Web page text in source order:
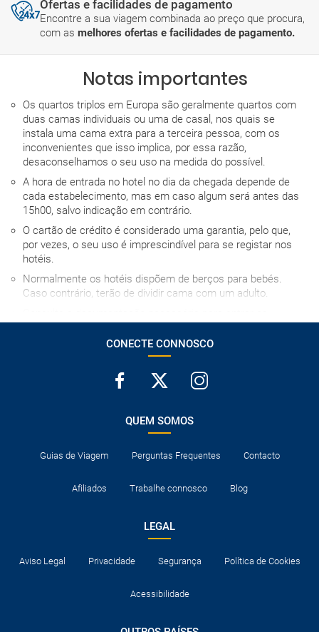
Ofertas e facilidades de pagamento
Encontre a sua viagem combinada ao preço que procura,
com as melhores ofertas e facilidades de pagamento.
Notas importantes
Os quartos triplos em Europa são geralmente quartos com
duas camas individuais ou uma de casal, nos quais se
instala uma cama extra para a terceira pessoa, com os
inconvenientes que isso implica, por essa razão,
desaconselhamos o seu uso na medida do possível.
A hora de entrada no hotel no dia da chegada depende de
cada estabelecimento, mas em caso algum será antes das
15h00, salvo indicação em contrário.
O cartão de crédito é considerado uma garantia, pelo que,
por vezes, o seu uso é imprescindível para se registar nos
hotéis.
Normalmente os hotéis dispõem de berços para bebés.
Caso contrário, terão de dividir cama com um adulto.
CONECTE CONNOSCO
QUEM SOMOS
Guias de Viagem Perguntas Frequentes Contacto
Afiliados Trabalhe connosco Blog
LEGAL
Aviso Legal Privacidade Segurança Política de Cookies
Acessibilidade